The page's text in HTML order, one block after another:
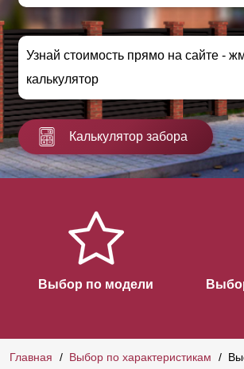
Узнай стоимость прямо на сайте -
калькулятор
Калькулятор забора
Выбор по модели
Главная Выбор по характеристикам